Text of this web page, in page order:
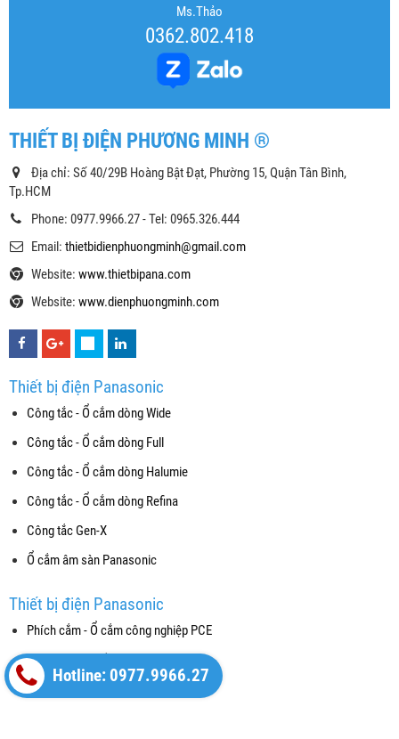
Ms.Thảo
0362.802.418
THIẾT BỊ ĐIỆN PHƯƠNG MINH ®
Địa chỉ: Số 40/29B Hoàng Bật Đạt, Phường 15, Quận Tân Bình,
Tp.HCM
Phone: 0977.9966.27 - Tel: 0965.326.444
Email: thietbidienphuongminh@gmail.com
Website: www.thietbipana.com
Website: www.dienphuongminh.com
Thiết bị điện Panasonic
Công tắc - Ổ cắm dòng Wide
Công tắc - Ổ cắm dòng Full
Công tắc - Ổ cắm dòng Halumie
Công tắc - Ổ cắm dòng Refina
Công tắc Gen-X
Ổ cắm âm sàn Panasonic
Thiết bị điện Panasonic
Phích cắm - Ổ cắm công nghiệp PCE
Thiết bị đóng cắt (CB)
Máy bơm nước Panasonic
Hotline: 0977.9966.27